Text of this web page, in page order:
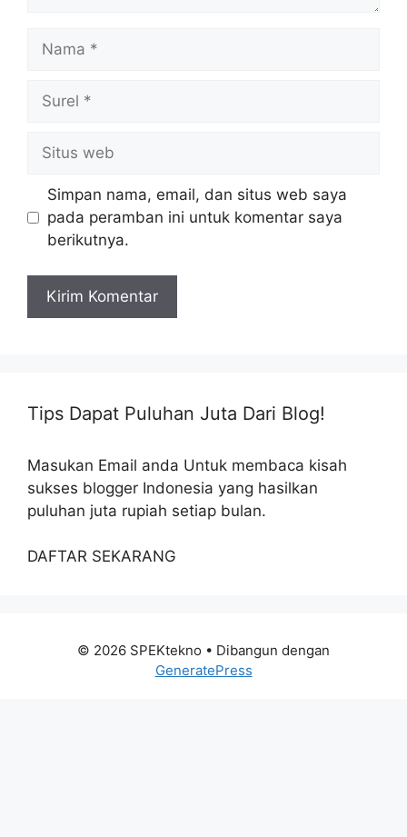
Nama
Surel
Situs
web
Simpan nama, email, dan situs web saya
pada peramban ini untuk komentar saya
berikutnya.
Tips Dapat Puluhan Juta Dari Blog!
Masukan Email anda Untuk membaca kisah
sukses blogger Indonesia yang hasilkan
puluhan juta rupiah setiap bulan.
DAFTAR SEKARANG
© 2026 SPEKtekno • Dibangun dengan
GeneratePress